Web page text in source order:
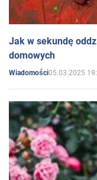
Jak w sekundę
domowych
Wiadomości05.03.2025